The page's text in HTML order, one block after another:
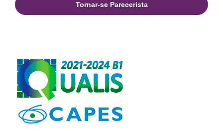
Tornar-se Parecerista